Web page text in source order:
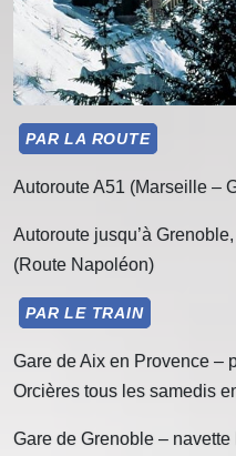
PAR LA ROUTE
Autoroute A51 (Marseille –
Autoroute jusqu’à
(Route Napoléon)
PAR LE TRAIN
Gare de Aix en Provence –
Orcières tous les samedis
Gare de Grenoble –